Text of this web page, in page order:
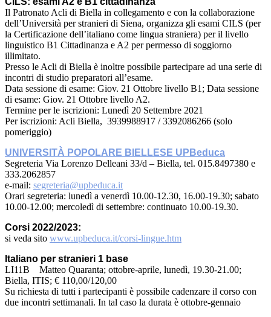
Il Patronato Acli di Biella in collegamento e con la collaborazione
dell’Università per stranieri di Siena, organizza gli esami CILS (per
la Certificazione dell’italiano come lingua straniera) per il livello
linguistico B1 Cittadinanza e A2 per permesso di soggiorno
illimitato.
Presso le Acli di Biella è inoltre possibile partecipare ad una serie di
incontri di studio preparatori all’esame.
Data sessione di esame: Giov. 21 Ottobre livello B1; Data sessione
di esame: Giov. 21 Ottobre livello A2.
Termine per le iscrizioni: Lunedì 20 Settembre 2021
Per iscrizioni: Acli Biella, 3939988917 / 3392086266 (solo
pomeriggio)
UNIVERSITÀ POPOLARE BIELLESE UPBeduca
Segreteria Via Lorenzo Delleani 33/d – Biella, tel. 015.8497380 e
333.2062857
e-mail: segreteria@upbeduca.it
Orari segreteria: lunedì a venerdì 10.00-12.30, 16.00-19.30; sabato
10.00-12.00; mercoledì di settembre: continuato 10.00-19.30.
Corsi 2022/2023:
si veda sito www.upbeduca.it/corsi-lingue.htm
Italiano per stranieri 1 base
LI11B Matteo Quaranta; ottobre-aprile, lunedì, 19.30-21.00;
Biella, ITIS; € 110,00/120,00
Su richiesta di tutti i partecipanti è possibile cadenzare il corso con
due incontri settimanali. In tal caso la durata è ottobre-gennaio